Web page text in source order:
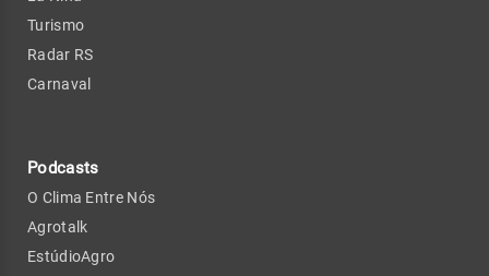
Turismo
Radar RS
Carnaval
Podcasts
O Clima Entre Nós
Agrotalk
EstúdioAgro